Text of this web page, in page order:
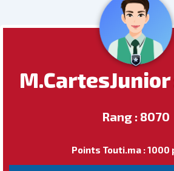
M.CartesJunior
Rang : 8070
Points Touti.ma : 1000